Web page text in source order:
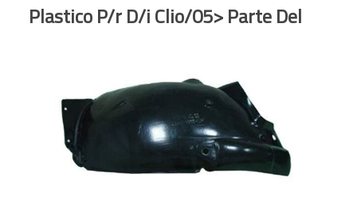
Plastico P/r D/i Clio/05> Parte Del